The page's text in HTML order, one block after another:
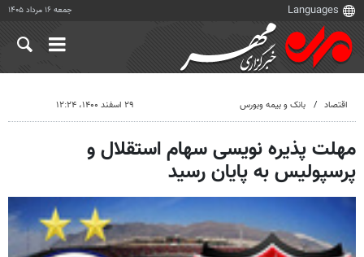
جمعه ۱۶ مرداد ۱۴۰۵
اقتصاد بانک و بیمه وبورس ۲۹ اسفند ۱۴۰۰، ۱۲:۲۴
مهلت پذیره نویسی سهام استقلال و
پرسپولیس به پایان رسید